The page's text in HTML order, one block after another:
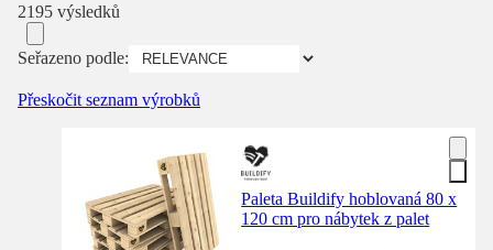
2195 výsledků
Seřazeno podle:
Přeskočit seznam výrobků
Paleta Buildify hoblovaná 80 x
120 cm pro nábytek z palet